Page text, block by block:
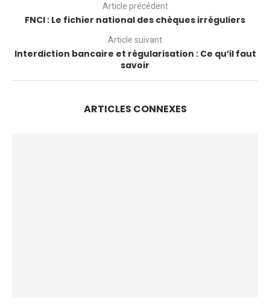
Article précédent
FNCI : Le fichier national des chèques irréguliers
Article suivant
Interdiction bancaire et régularisation : Ce qu’il faut
savoir
ARTICLES CONNEXES